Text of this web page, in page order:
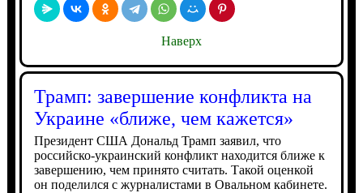
Наверх
Трамп: завершение конфликта на
Украине «ближе, чем кажется»
Президент США Дональд Трамп заявил, что
российско-украинский конфликт находится ближе к
завершению, чем принято считать. Такой оценкой
он поделился с журналистами в Овальном кабинете.